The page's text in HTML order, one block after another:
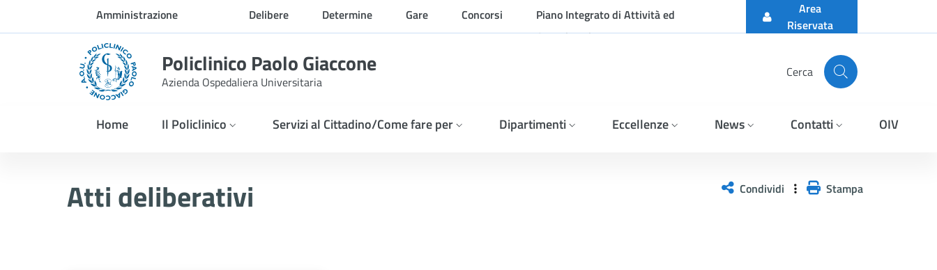
Skip to Main ContentAmministrazione
trasparente
Delibere Determine Gare Concorsi
Piano Integrato di Attività ed
Organizzazione
Area
Riservata
Policlinico Paolo Giaccone
Azienda Ospedaliera Universitaria
Cerca
Home Il Policlinico Servizi al Cittadino/Come fare per Dipartimenti Eccellenze News Contatti OIV
Atti deliberativi Condividi Stampa